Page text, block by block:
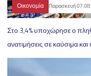
Οικονομία Παρασκευή
Στο 3,4% υποχώρησε ο
ανατιμήσεις σε καύσιμα